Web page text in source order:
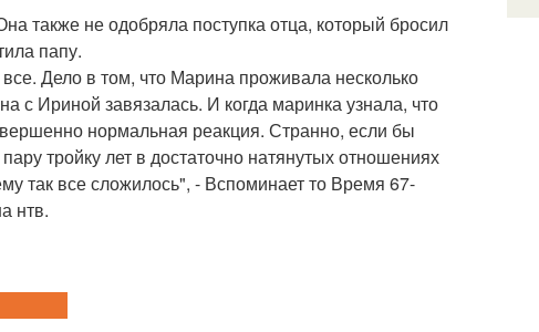
также не одобряла поступка отца, который бросил
папу.
Дело в том, что Марина проживала несколько
с Ириной завязалась. И когда маринка узнала, что
нормальная реакция. Странно, если бы
тройку лет в достаточно натянутых отношениях
так все сложилось", - Вспоминает то Время 67-
нтв.